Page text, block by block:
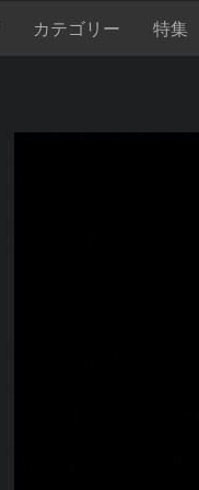
カテゴリー 特集